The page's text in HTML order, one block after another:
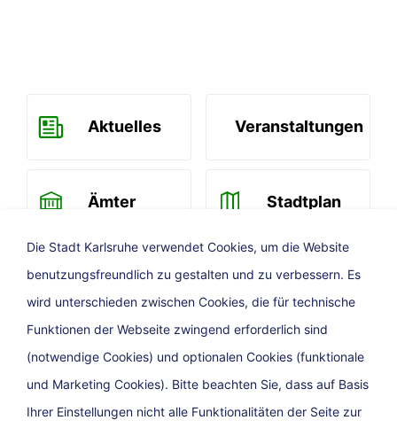
Aktuelles Veranstaltungen
Ämter Stadtplan
Newsletter
Die Stadt Karlsruhe verwendet Cookies, um die Website
benutzungsfreundlich zu gestalten und zu verbessern. Es
wird unterschieden zwischen Cookies, die für technische
Funktionen der Webseite zwingend erforderlich sind
(notwendige Cookies) und optionalen Cookies (funktionale
und Marketing Cookies). Bitte beachten Sie, dass auf Basis
Ihrer Einstellungen nicht alle Funktionalitäten der Seite zur